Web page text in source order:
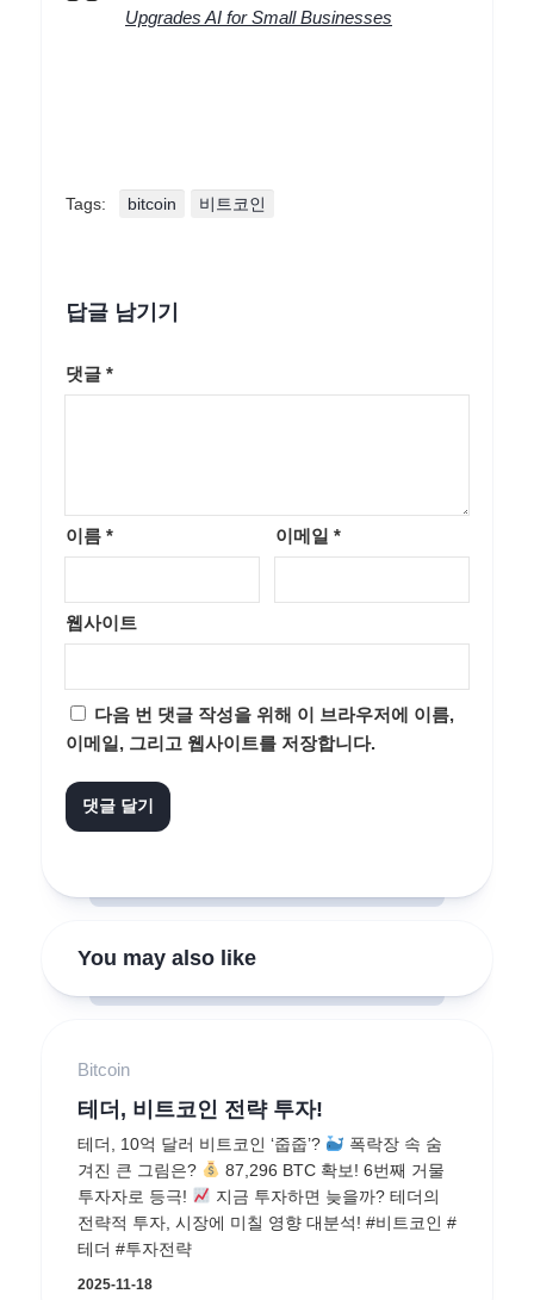
Upgrades AI for Small Businesses
Tags: bitcoin 비트코인
답글 남기기
댓글 *
이름 * 이메일 *
웹사이트
다음 번 댓글 작성을 위해 이 브라우저에 이름,
이메일, 그리고 웹사이트를 저장합니다.
You may also like
Bitcoin
테더, 비트코인 전략 투자!
테더, 10억 달러 비트코인 ‘줍줍’?
폭락장 속 숨
겨진 큰 그림은?
87,296 BTC 확보! 6번째 거물
투자자로 등극!
지금 투자하면 늦을까? 테더의
전략적 투자, 시장에 미칠 영향 대분석! #비트코인 #
테더 #투자전략
2025-11-18